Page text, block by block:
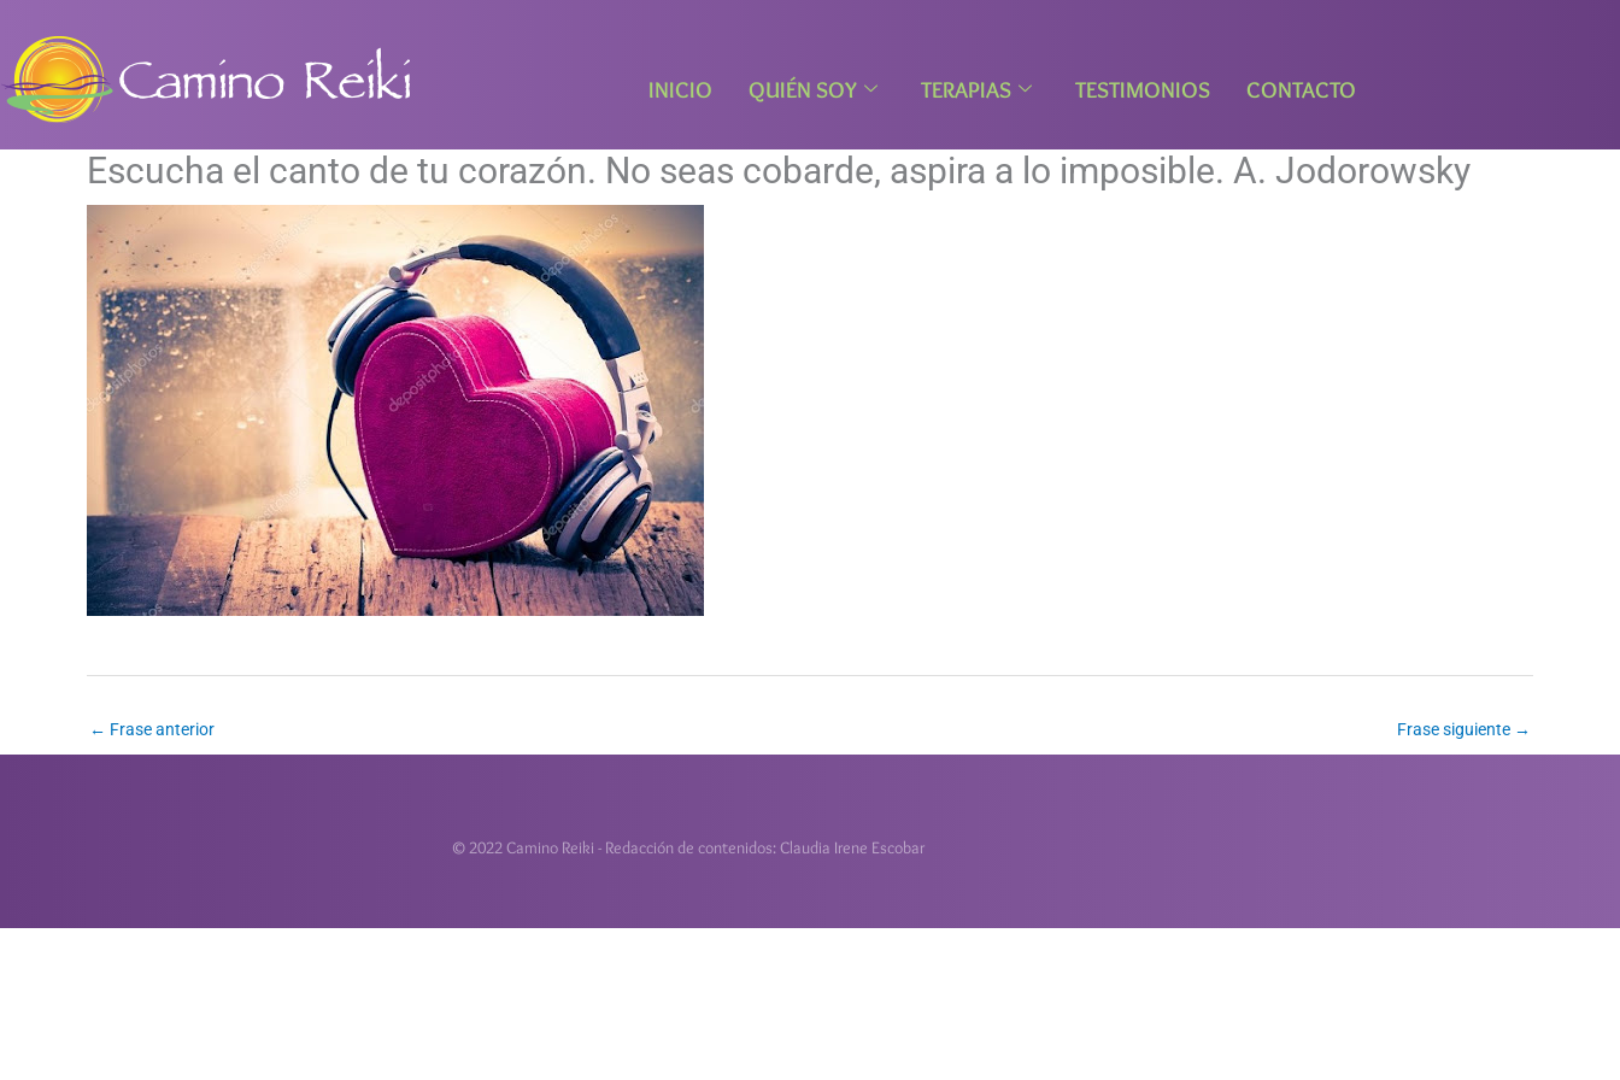
contenido
INICIO QUIÉN SOY TERAPIAS TESTIMONIOS CONTACTO
Escucha el canto de tu corazón. No seas cobarde, aspira a lo imposible. A. Jodorowsky
← Frase anterior Frase siguiente →
© 2022 Camino Reiki - Redacción de contenidos: Claudia Irene Escobar